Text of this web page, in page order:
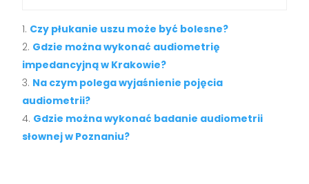
Czy płukanie uszu może być bolesne?
Gdzie można wykonać audiometrię
impedancyjną w Krakowie?
Na czym polega wyjaśnienie pojęcia
audiometrii?
Gdzie można wykonać badanie audiometrii
słownej w Poznaniu?